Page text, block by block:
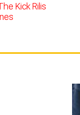
Kick Rilis